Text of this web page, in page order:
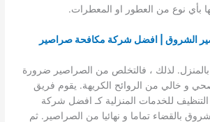
بأي نوع من العطور او المعطرات.
الشروق | افضل شركة مكافحة صراصير
لذلك ، فالتخلص من الصراصير ضرورة
و خالي من الروائح الكريهة. يقوم فريق
للخدمات المنزلية كـ افضل شركة
بالقضاء تماما و نهائيا من الصراصير. ثم